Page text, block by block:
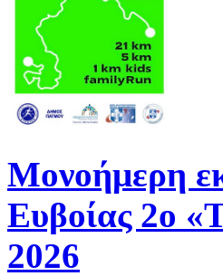
Μονοήμερη
Ευβοίας 2ο
2026